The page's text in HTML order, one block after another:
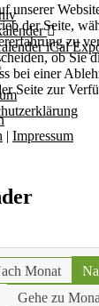
iCal
Monat
Gehe zu
unserer
der Seite,
zu
ob Sie
bei einer
Seite zur
| Impressum